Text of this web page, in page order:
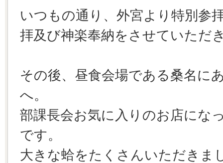
いつもの通り、外宮より特別参
拝及び神楽奉納をさせていただ
その後、昼食会場である桑名に
へ。
部課長会お気に入りのお店にな
です。
大きな蛤をたくさんいただきま